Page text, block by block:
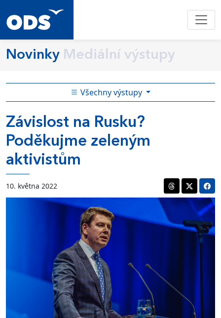
Novinky Mediální výstupy
Všechny výstupy
Závislost na Rusku?
Poděkujme zeleným
aktivistům
10. května 2022